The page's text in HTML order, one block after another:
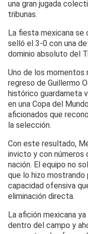
una gran jugada
tribunas.
La fiesta mexicana se
selló el 3-0 con una
dominio absoluto del
Uno de los momentos
regreso de Guillermo
histórico guardameta
en una Copa del
aficionados que
la selección.
Con este resultado,
invicto y con números
nación. El equipo no
que lo hizo mostrando
capacidad ofensiva
eliminación directa.
La afición mexicana
dentro del campo y